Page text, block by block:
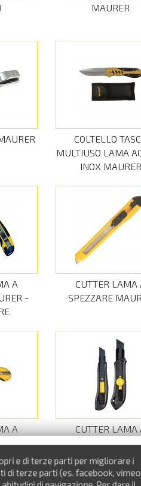
MAURER
COLTELLO
MULTIUSO LAMA
INOX MAURER
A
-
CUTTER LAMA
SPEZZARE
A
CUTTER LAMA
SPEZZARE
e di terze parti per migliorare i
terze parti (es. facebook,